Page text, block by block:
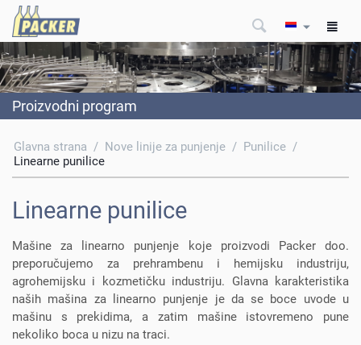
Proizvodni program
Glavna strana / Nove linije za punjenje / Punilice /
Linearne punilice
Linearne punilice
Mašine za linearno punjenje koje proizvodi Packer doo.
preporučujemo za prehrambenu i hemijsku industriju,
agrohemijsku i kozmetičku industriju. Glavna karakteristika
naših mašina za linearno punjenje je da se boce uvode u
mašinu s prekidima, a zatim mašine istovremeno pune
nekoliko boca u nizu na traci.